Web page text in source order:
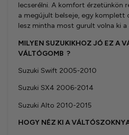
lecserélni. A komfort érzetünkön
a megújult belseje, egy komplett
lesz mintha most gurult volna ki a
MILYEN SUZUKIKHOZ JÓ EZ A
VÁLTÓGOMB ?
Suzuki Swift 2005-2010
Suzuki SX4 2006-2014
Suzuki Alto 2010-2015
HOGY NÉZ KI A